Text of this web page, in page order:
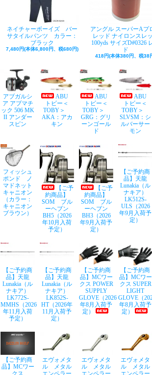
ネイチャーボーイズ バー
サタイルパンツ カラー：
ブラック
7,480円(本体6,800円、税680円)
アングル スーパーAプ
レッド ナイロンスレ
100yds サイズD#0326
ド
418円(本体380円、税38
アブガルシ
ア アブマチ
ック 506 MK
II アンダー
スピン
ABU
トビー＜
TOBY＞
AKA：アカ
キン
ABU
トビー＜
TOBY＞
GRG：グリ
ーンゴール
ド
ABU
トビー＜
TOBY＞
SLVSM：シ
ルバーサー
モン
フィッシュ
ポンド ノ
マドネット
キャニオン
（カラー：
キャニオン
ブラウン）
【ご予
約商品】
SOM ブル
ーヘブン
BH5（2026
年10月入荷
予定）
【ご予
約商品】
SOM ブル
ーヘブン
BH3（2026
年9月入荷予
定）
【ご予約商
品】天龍
Lunakia（ル
ナキア）
LK512S-
ULS（2026
年9月入荷予
定）
【ご予約商
品】天龍
Lunakia（ル
ナキア）
LK772S-
MMHS（2026
年11月入荷
予定）
【ご予約商
品】天龍
Lunakia（ル
ナキア）
LK852S-
HT（2026年
11月入荷予
定）
【ご予約商
品】MCワー
クス POWER
SUPPLY
GLOVE（2026
年8月入荷予
定）
【ご予約商
品】MCワー
クス SUPER
LIGHT
GLOVE（
年8月入荷予
定）
【ご予約商
品】MCワー
クス
エヴォメタ
ル メタル
エンペラー
エヴォメタ
ル メタル
エンペラー
エヴォメタ
ル メタル
エンペラー